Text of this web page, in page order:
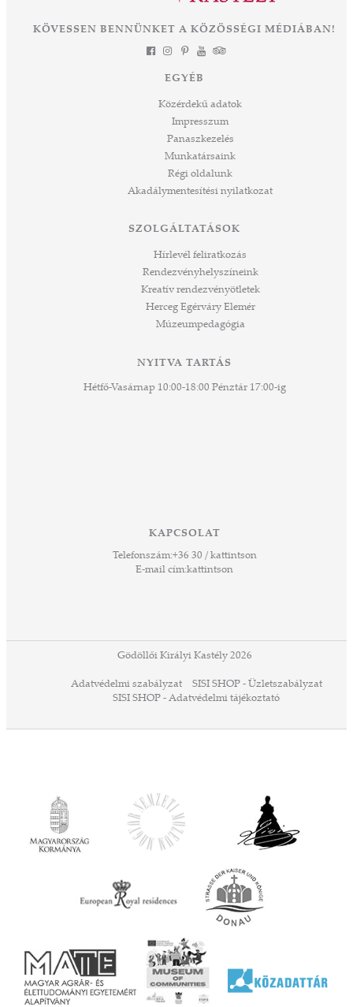
KÖVESSEN BENNÜNKET A KÖZÖSSÉGI MÉDIÁBAN!
EGYÉB
Közérdekű adatok
Impresszum
Panaszkezelés
Munkatársaink
Régi oldalunk
Akadálymentesítési nyilatkozat
SZOLGÁLTATÁSOK
Hírlevél feliratkozás
Rendezvényhelyszíneink
Kreatív rendezvényötletek
Herceg Egérváry Elemér
Múzeumpedagógia
NYITVA TARTÁS
Hétfő-Vasárnap 10:00-18:00 Pénztár 17:00-ig
KAPCSOLAT
Telefonszám:+36 30 / kattintson
E-mail cím:kattintson
Gödöllői Királyi Kastély 2026
Adatvédelmi szabályzat
SISI SHOP - Üzletszabályzat
SISI SHOP - Adatvédelmi tájékoztató